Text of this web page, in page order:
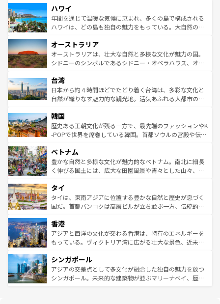
ば市内交通費無料で観光を楽しむこともできる。 なお、新
着のスイス情報はコンテンツ一覧 を参照してほしい。
のような巨大都市は、観光、ショッピング、エンターテイ
ンメントが詰まった刺激的なスポットだ。一方、アメリカ
西部には大自然が広がり、グランドキャニオンやイエロー
部のニューオーリンズでは、音楽と美食が融合した独特の
文化が魅力。旅行者はアメリカの各地域で異なる魅力を楽
しみながら、その多様性と豊かな歴史を感じることができ
ならではの贅沢な旅のスタイルだ。 なお、新着のアメリカ
情報はコンテンツ一覧を参照してほしい。
ハワイ
年間を通じて温暖な気候に恵まれ、多くの島で構成される
ハワイは、どの島も独自の魅力をもっている。大自然の神
ワイ島は見逃せない。また、定番の観光地といえばオアフ
島だが、静かな自然を求めるならマウイ島やカウアイ島が
おすすめ。エメラルドグリーンに輝く海をはじめ、豊かな
れるおもてなしの心で訪れる人々を迎えてくれるハワイの
人々、おいしいローカルフードやハワイアンミュージッ
ク、伝統的なフラダンスなど、すべてがハワイの魅力を彩
ワイを、存分に味わってほしい。 なお、新着のハワイ情報
はコンテンツ一覧を参照してほしい。
オーストラリア
オーストラリアは、壮大な自然と多様な文化が魅力の国。
シドニーのシンボルであるシドニー・オペラハウス、オー
リアリーフや大陸中央部にそびえるウルル（エアーズロッ
ク）、タスマニアの美しい原生林やケアンズの熱帯雨林な
ど、見どころがたくさん。また、カフェやワイン、オージ
いる。アクティビティも充実しており、サーフィンやダイ
ビング、ハイキングなど、アウトドア好きにはたまらな
い。オーストラリアの多彩な魅力を存分に味わいつくそ
参照してほしい。
台湾
日本から約４時間ほどでたどり着く台湾は、多彩な文化と
自然が織りなす魅力的な観光地。活気あふれる大都市の台
ン）、静ひつな山岳地帯である台湾東部など、都市の喧騒
と山間の静けさが共存しており、訪れる人に新しい発見と
驚きをもたらしてくれる。また、奥深い台湾の食文化も魅
容にもいいと評判のスイーツなど、バラエティ豊かな料理
が味わえる。 なお、新着の台湾情報は コンテンツ一覧を参
照してほしい。
韓国
歴史ある王朝文化が残る一方で、最先端のファッションやK
-POPで世界を席巻している韓国。首都ソウルの宮殿や伝統
き、地方に足を延ばせば四季折々の自然美を楽しむことが
できる。そして、キムチや焼肉、絶品のストリートフード
まで、さまざまな韓国料理が待っている。夜には、韓国な
リティに包まれながら、韓国の多彩な魅力を心ゆくまで味
わってみてほしい。 なお、新着の韓国情報はコンテンツ一
覧を参照してほしい。
ベトナム
豊かな自然と多様な文化が魅力的なベトナム。南北に細長
く伸びる国土には、広大な田園風景や青々とした山々、世
急速な発展と共に伝統が息づく。ハノイの古い町並みやホ
ーチミン市のフランス統治時代の建物も、独特の雰囲気を
醸し出している。また、バラエティの豊かさとおいしさで
とつ。フォーやバインミー、ベトナムコーヒーなどは、ぜ
ひ現地で味わいたい。どの地域を訪れてもあたたかい人々
が旅行者を迎えてくれるので、きっと忘れられない旅にな
参照してほしい。
タイ
タイは、東南アジアに位置する豊かな自然と歴史が息づく
国だ。首都バンコクは高層ビルが立ち並ぶ一方、伝統的な
の活気が交差している。北部ではチェンマイなどの山岳地
帯で自然と触れ合い、南部ではプーケットやクラビの美し
いビーチでリゾート気分を楽しむことができる。タイ料理
激する。気候は一年中温暖で、どの季節にも異なる楽しみ
が待っている。親しみやすいタイの人々、仏教を中心とし
た文化、そして多様な観光資源が、訪れる旅人を魅了し続
香港
アジアと西洋の文化が交わる香港は、特有のエネルギーを
もっている。ヴィクトリア湾に広がる壮大な景色、近未来
み、どこを訪れても感動するはず。観光スポットが密集し
ており、効率よく見どころを回れるのも魅力。息をのむよ
うな絶景から文化的な体験まで、香港を存分に楽しみ尽く
シンガポール
アジアの交差点として多文化が融合した独自の魅力を放つ
シンガポール。未来的な建築物が並ぶマリーナベイ、歴史